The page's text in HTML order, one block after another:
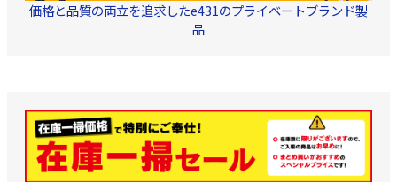
価格と品質の両立を追求したe431のプライベートブランド製
品